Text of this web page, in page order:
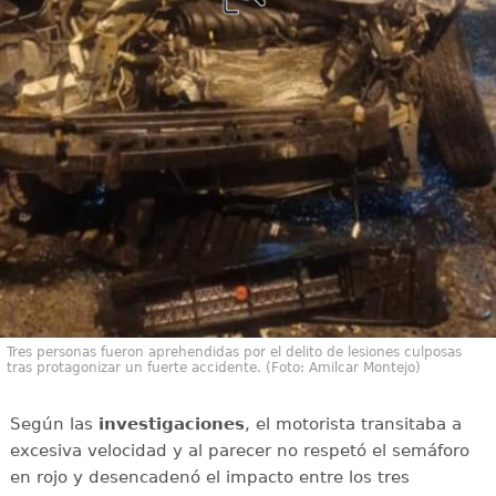
Tres personas fueron aprehendidas por el delito de lesiones culposas
tras protagonizar un fuerte accidente. (Foto: Amilcar Montejo)
Según las investigaciones, el motorista transitaba a
excesiva velocidad y al parecer no respetó el semáforo
en rojo y desencadenó el impacto entre los tres